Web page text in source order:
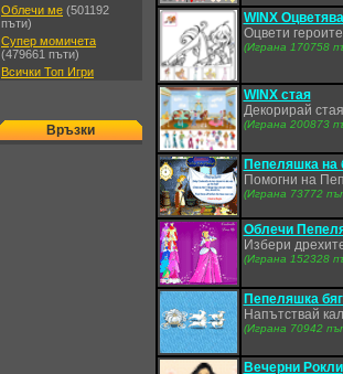
Облечи ме (501192
пъти)
Супер момичета
(479661 пъти)
Всички Топ Игри
Връзки
WINX
Оцвети
(Играна 170758
WINX стая
Декорирай
(Играна 200873
Пепеляшка на
Помогни на
(Играна 73772
Облечи
Избери
(Играна 152328
Пепеляшка
Напътствай
(Играна 70942
Вечерни Рокли